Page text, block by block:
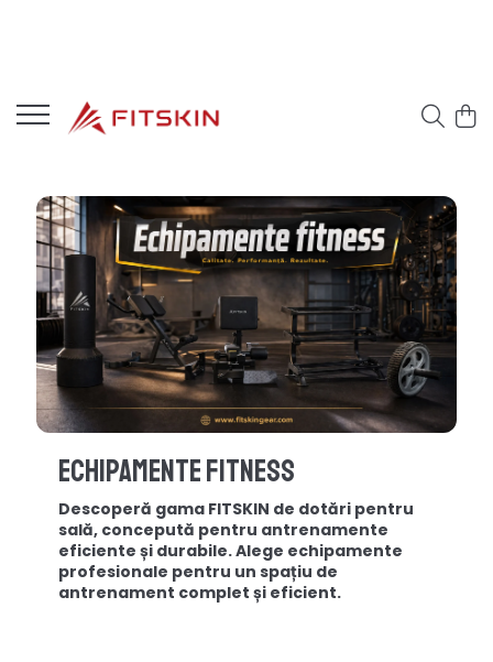
Echipamente Fitness
Descoperă gama FITSKIN de dotări pentru
sală, concepută pentru antrenamente
eficiente și durabile. Alege echipamente
profesionale pentru un spațiu de
antrenament complet și eficient.